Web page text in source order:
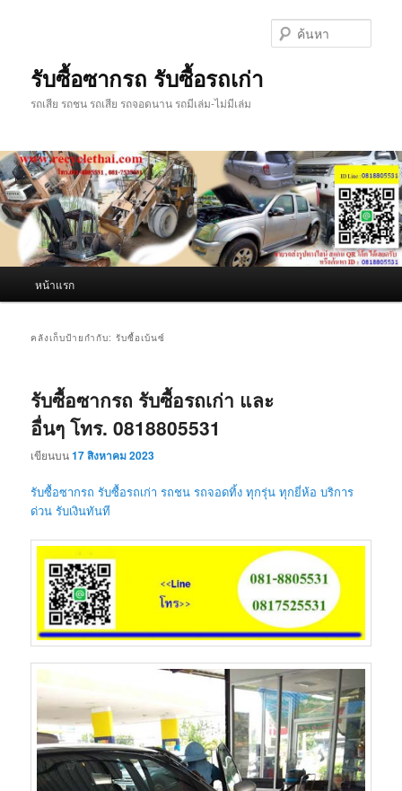
รับซื้อซากรถ รับซื้อรถเก่า
รถเสีย รถชน รถเสีย รถจอดนาน รถมีเล่ม-ไม่มีเล่ม
หน้าแรก
คลังเก็บป้ายกำกับ:รับซื้อเบ้นซ์
รับซื้อซากรถ รับซื้อรถเก่า และ
อื่นๆ โทร. 0818805531
เขียนบน17 สิงหาคม 2023
รับซื้อซากรถ รับซื้อรถเก่า รถชน รถจอดทิ้ง ทุกรุ่น ทุกยี่ห้อ บริการ
ด่วน รับเงินทันที